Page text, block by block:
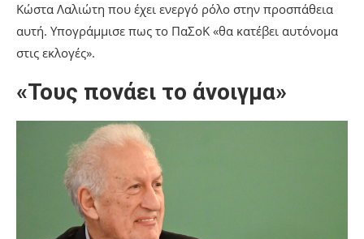
Κώστα Λαλιώτη που έχει ενεργό ρόλο στην προσπάθεια
αυτή. Υπογράμμισε πως το ΠαΣοΚ «θα κατέβει αυτόνομα
στις εκλογές».
«Τους πονάει το άνοιγμα»